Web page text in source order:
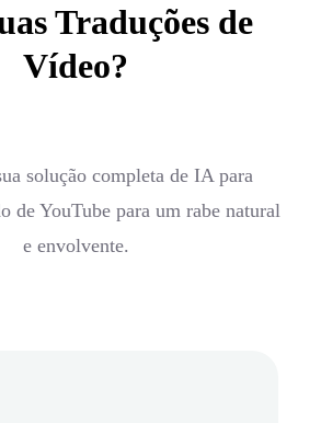
Traduções de
Vídeo?
solução completa de IA para
de YouTube para um rabe natural
e envolvente.